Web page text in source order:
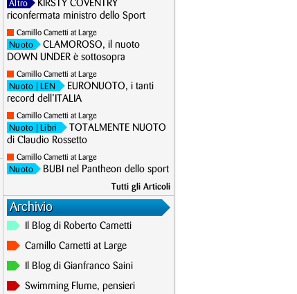
Altro
KIRSTY COVENTRY
riconfermata ministro dello Sport
Camillo Cametti at Large
Nuoto
CLAMOROSO, il nuoto
DOWN UNDER è sottosopra
Camillo Cametti at Large
Nuoto | LEN
EURONUOTO, i tanti
record dell’ITALIA
Camillo Cametti at Large
Nuoto | Libri
TOTALMENTE NUOTO
di Claudio Rossetto
Camillo Cametti at Large
Nuoto BUBI nel Pantheon dello sport
Tutti gli Articoli
Archivio
Il Blog di Roberto Cametti
Camillo Cametti at Large
Il Blog di Gianfranco Saini
Swimming Flume, pensieri